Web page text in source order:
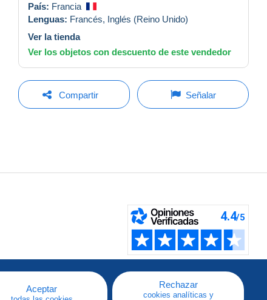
País: Francia
Lenguas: Francés, Inglés (Reino Unido)
Ver la tienda
Ver los objetos con descuento de este vendedor
Compartir Señalar
Aceptar Rechazar
cookies analíticas y